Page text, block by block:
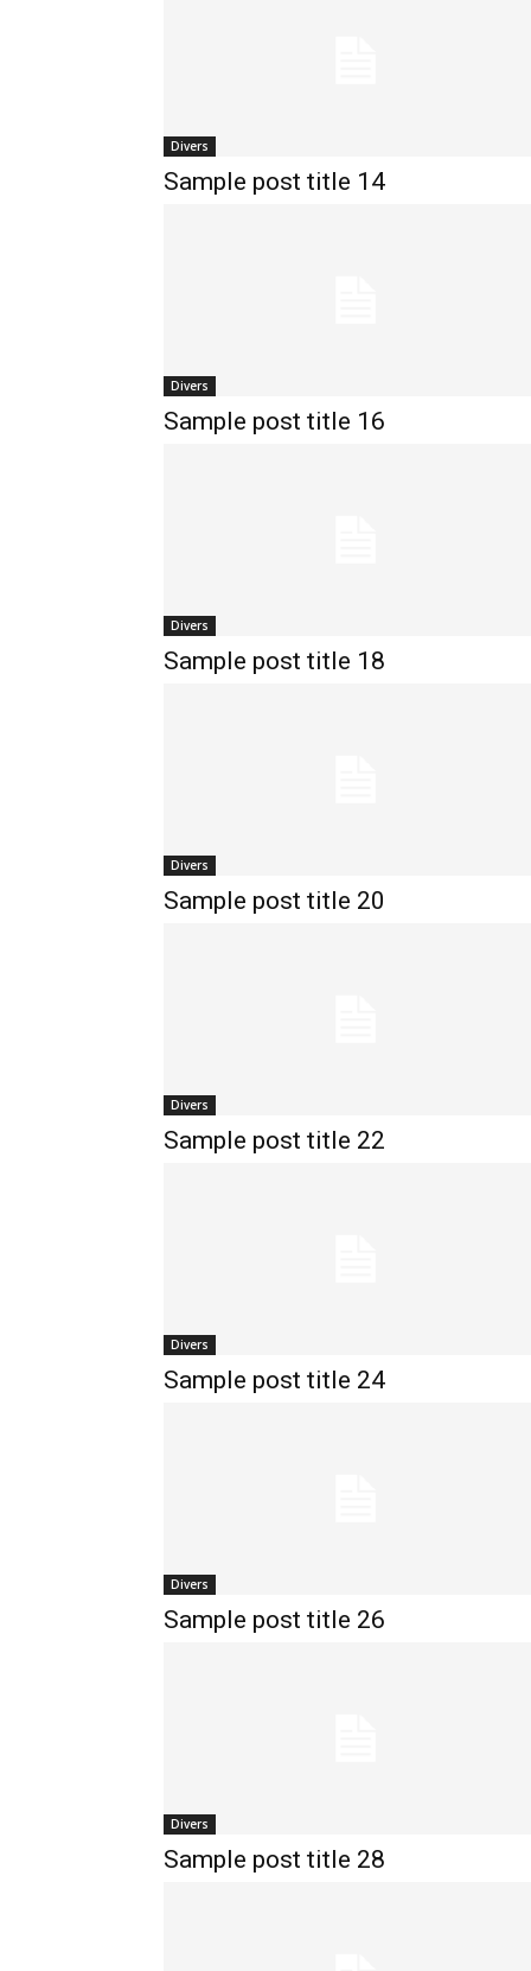
Divers
Sample post title 14
Divers
Sample post title 16
Divers
Sample post title 18
Divers
Sample post title 20
Divers
Sample post title 22
Divers
Sample post title 24
Divers
Sample post title 26
Divers
Sample post title 28